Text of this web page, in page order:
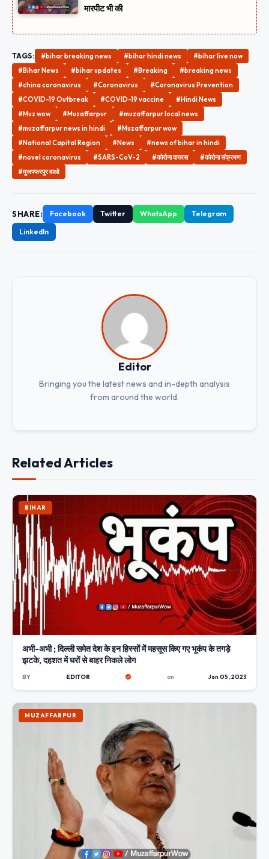
मारपीट भी की
TAGS: #bihar breaking news #bihar hindi news
#bihar live now
#Bihar News
#bihar updates #Breaking
#breaking news
#china coronavirus
#Coronavirus
#Coronavirus Prevention
#COVID-19 Outbreak
#COVID-19 vaccine
#Hindi News
#Muz wow
#Muzaffarpur
#muzaffarpur local news
#muzaffarpur news in hindi
#Muzaffarpur wow
#National Capital Region
#News
#news of bihar in hindi
#novel coronavirus
#SARS-CoV-2 #कोरोना वायरस
#कोरोना संक्रमण
#मुजफ्फरपुर वाओ
SHARE: Facebook Twitter WhatsApp
Telegram
LinkedIn
Editor
Bringing you the latest news and in-depth analysis
from around the world.
Related Articles
BIHAR
अभी-अभी ; दिल्ली समेत देश के इन हिस्सों में महसूस किए गए भूकंप के तगड़े
झटके, दहशत में घरों से बाहर निकले लोग
BY EDITOR on Jan 05, 2023
MUZAFFARPUR